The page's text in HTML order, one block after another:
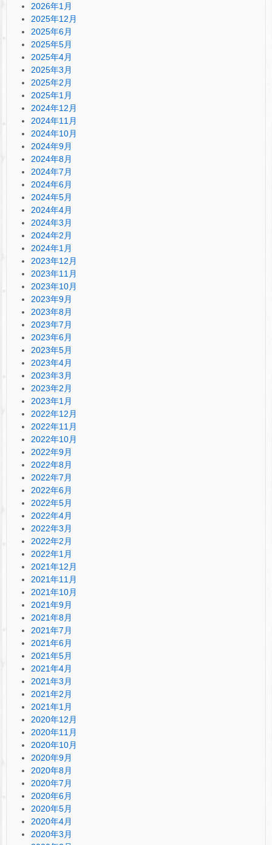
2026年1月
2025年12月
2025年6月
2025年5月
2025年4月
2025年3月
2025年2月
2025年1月
2024年12月
2024年11月
2024年10月
2024年9月
2024年8月
2024年7月
2024年6月
2024年5月
2024年4月
2024年3月
2024年2月
2024年1月
2023年12月
2023年11月
2023年10月
2023年9月
2023年8月
2023年7月
2023年6月
2023年5月
2023年4月
2023年3月
2023年2月
2023年1月
2022年12月
2022年11月
2022年10月
2022年9月
2022年8月
2022年7月
2022年6月
2022年5月
2022年4月
2022年3月
2022年2月
2022年1月
2021年12月
2021年11月
2021年10月
2021年9月
2021年8月
2021年7月
2021年6月
2021年5月
2021年4月
2021年3月
2021年2月
2021年1月
2020年12月
2020年11月
2020年10月
2020年9月
2020年8月
2020年7月
2020年6月
2020年5月
2020年4月
2020年3月